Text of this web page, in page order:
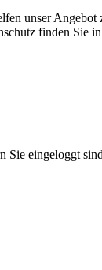
unser
finden Sie
Sie eingeloggt